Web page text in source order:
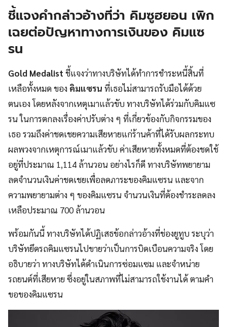
ชี้แจงคำกล่าวอ้างที่ว่า คิมซูฮยอน เพิก
เฉยต่อปัญหาทางการเงินของ คิมแซ
รน
Gold Medalist ชี้แจงว่าทางบริษัทได้ทำการชำระหนี้สิ้นที่
เหลือทั้งหมด ของ คิมแซรน ที่เธอไม่สามารถรับมือได้ด้วย
ตนเอง โดยหลังจากเหตุเมาแล้วขับ ทางบริษัทได้ร่วมกับคิมแซ
รน ในการตกลงเรื่องค่าปรับต่าง ๆ ที่เกี่ยวข้องกับกิจกรรมของ
เธอ รวมถึงค่าชดเชยความเสียหายแก่ร้านค้าที่ได้รับผลกระทบ
ผลพวงจากเหตุการณ์เมาแล้วขับ ค่าเสียหายทั้งหมดที่ต้องชดใช้
อยู่ที่ประมาณ 1,114 ล้านวอน อย่างไรก็ดี ทางบริษัทพยายาม
ลดจำนวนเงินค่าชดเชยเพื่อลดภาระของคิมแซรน และจาก
ความพยายามต่าง ๆ ของคิมแซรน จำนวนเงินที่ต้องชำระลดลง
เหลือประมาณ 700 ล้านวอน
พร้อมกันนี้ ทางบริษัทได้ปฏิเสธข้อกล่าวอ้างที่ช่องยูทูบ ระบุว่า
บริษัทยึดรถคิมแซรนไปขายว่าเป็นการบิดเบือนความจริง โดย
อธิบายว่า ทางบริษัทได้ดำเนินการซ่อมแซม และจำหน่าย
รถยนต์ที่เสียหาย ซึ่งอยู่ในสภาพที่ไม่สามารถใช้งานได้ ตามคำ
ขอของคิมแซรน